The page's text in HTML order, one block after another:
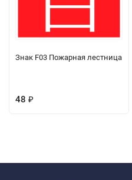
Знак F03 Пожарная лестница
48 ₽